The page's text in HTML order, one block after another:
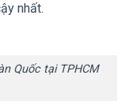
nhất.
Quốc tại TPHCM